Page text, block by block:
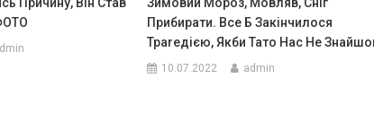
Прибирати. Все Б Закінчилося
Траrедією, Якби Тато Нас Не
10.07.2022 admin